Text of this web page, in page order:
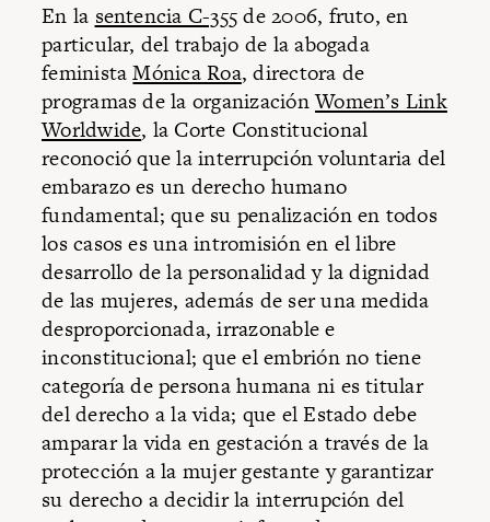
En la sentencia C-355de 2006, fruto, en
particular, del trabajo de la abogada
feministaMónica Roa, directora de
programas de la organizaciónWomen’s Link
Worldwide, la Corte Constitucional
reconoció que la interrupción voluntaria del
embarazo es un derecho humano
fundamental; que su penalización en todos
los casos es una intromisión en el libre
desarrollo de la personalidad y la dignidad
de las mujeres, además de ser una medida
desproporcionada, irrazonable e
inconstitucional; que el embrión no tiene
categoría de persona humana ni es titular
del derecho a la vida; que el Estado debe
amparar la vida en gestación a través de la
protección a la mujer gestante y garantizar
su derecho a decidir la interrupción del